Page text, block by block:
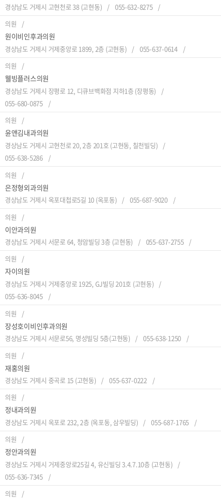
경상남도 거제시 고현천로 38 (고현동)
055-632-8275
의원
원이비인후과의원
경상남도 거제시 거제중앙로 1899, 2층 (고현동)
055-637-0614
의원
웰빙플러스의원
경상남도 거제시 장평로 12, 디큐브백화점 지하1층 (장평동)
055-680-0875
의원
윤앤김내과의원
경상남도 거제시 고현천로 20, 2층 201호 (고현동, 칠천빌딩)
055-638-5286
의원
은정형외과의원
경상남도 거제시 옥포대첩로5길 10 (옥포동)
055-687-9020
의원
이안과의원
경상남도 거제시 서문로 64, 청암빌딩 3층 (고현동)
055-637-2755
의원
자이의원
경상남도 거제시 거제중앙로 1925, GJ빌딩 201호 (고현동)
055-636-8045
의원
장성호이비인후과의원
경상남도 거제시 서문로56, 명성빌딩 5층(고현동)
055-638-1250
의원
재홍의원
경상남도 거제시 중곡로 15 (고현동)
055-637-0222
의원
정내과의원
경상남도 거제시 옥포로 232, 2층 (옥포동, 삼우빌딩)
055-687-1765
의원
정안과의원
경상남도 거제시 거제중앙로25길 4, 유신빌딩 3.4.7.10층 (고현동)
055-636-7345
의원